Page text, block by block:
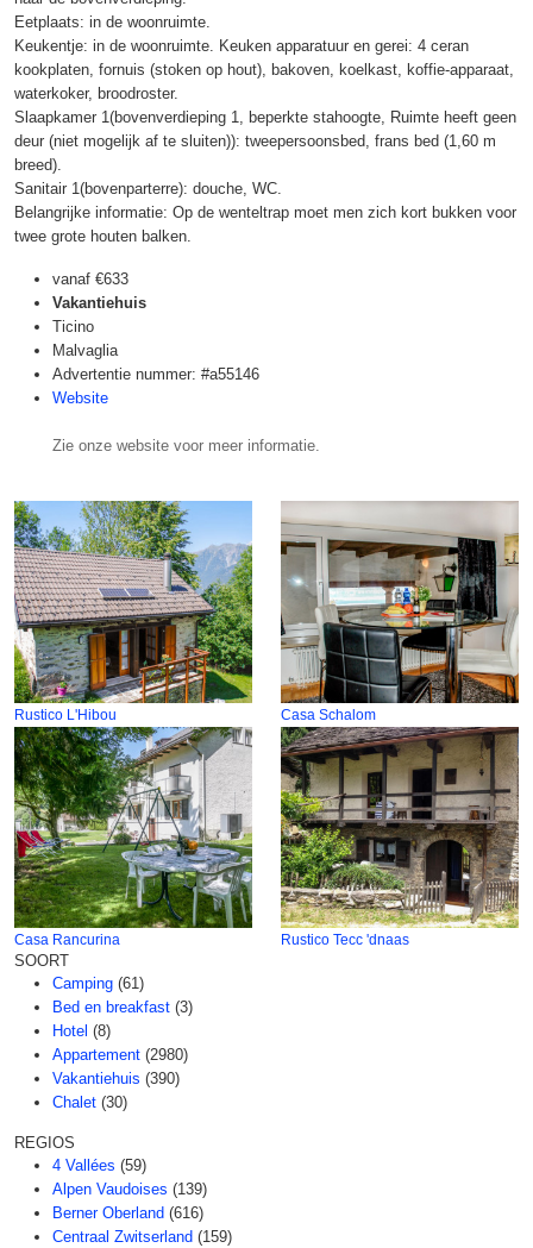
Eetplaats: in de woonruimte.
Keukentje: in de woonruimte. Keuken apparatuur en gerei: 4 ceran
kookplaten, fornuis (stoken op hout), bakoven, koelkast, koffie-apparaat,
waterkoker, broodroster.
Slaapkamer 1(bovenverdieping 1, beperkte stahoogte, Ruimte heeft geen
deur (niet mogelijk af te sluiten)): tweepersoonsbed, frans bed (1,60 m
breed).
Sanitair 1(bovenparterre): douche, WC.
Belangrijke informatie: Op de wenteltrap moet men zich kort bukken voor
twee grote houten balken.
vanaf €633
Vakantiehuis
Ticino
Malvaglia
Advertentie nummer: #a55146
Website
Zie onze website voor meer informatie.
Rustico L'Hibou Casa Schalom
Casa Rancurina Rustico Tecc 'dnaas
SOORT
Camping (61)
Bed en breakfast (3)
Hotel (8)
Appartement (2980)
Vakantiehuis (390)
Chalet (30)
REGIOS
4 Vallées (59)
Alpen Vaudoises (139)
Berner Oberland (616)
Centraal Zwitserland (159)